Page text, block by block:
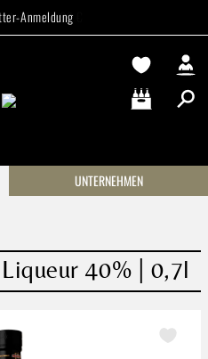
ab 99 €
Anmeldung
Warenkorb
UNTERNEHMEN
40% | 0,7l